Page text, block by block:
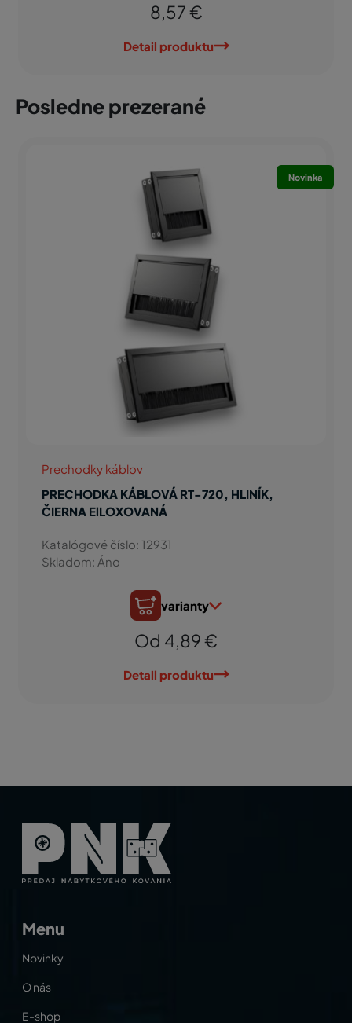
8,57 €
Detail produktu
Posledne prezerané
Novinka
Prechodky káblov
PRECHODKA KÁBLOVÁ RT-720, HLINÍK,
ČIERNA ElLOXOVANÁ
Katalógové číslo: 12931
Skladom: Áno
varianty
Od 4,89 €
Detail produktu
Menu
Novinky
O nás
E-shop